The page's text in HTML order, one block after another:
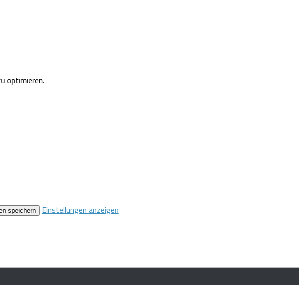
optimieren.
speichern
Einstellungen anzeigen